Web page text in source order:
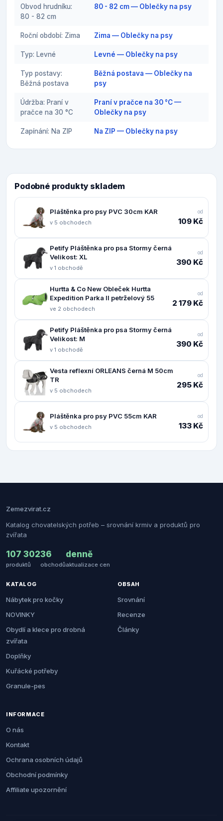
Obvod hrudníku:
80 - 82 cm
80 - 82 cm — Oblečky na psy
Roční období: Zima Zima — Oblečky na psy
Typ: Levné Levné — Oblečky na psy
Typ postavy:
Běžná postava
Běžná postava — Oblečky na
psy
Údržba: Praní v
pračce na 30 °C
Praní v pračce na 30 °C —
Oblečky na psy
Zapínání: Na ZIP Na ZIP — Oblečky na psy
Podobné produkty skladem
Pláštěnka pro psy PVC 30cm KAR
v 5 obchodech
od
109 Kč
Petify Pláštěnka pro psa Stormy černá
Velikost: XL
v 1 obchodě
od
390 Kč
Hurtta & Co New Obleček Hurtta
Expedition Parka II petrželový 55
ve 2 obchodech
od
2 179 Kč
Petify Pláštěnka pro psa Stormy černá
Velikost: M
v 1 obchodě
od
390 Kč
Vesta reflexní ORLEANS černá M 50cm
TR
v 5 obchodech
od
295 Kč
Pláštěnka pro psy PVC 55cm KAR
v 5 obchodech
od
133 Kč
Zemezvirat.cz
Katalog chovatelských potřeb – srovnání krmiv a produktů pro
zvířata
107 302
produktů
36
obchodů
denně
aktualizace cen
KATALOG
Nábytek pro kočky
NOVINKY
Obydlí a klece pro drobná
zvířata
Doplňky
Kuřácké potřeby
Granule-pes
OBSAH
Srovnání
Recenze
Články
INFORMACE
O nás
Kontakt
Ochrana osobních údajů
Obchodní podmínky
Affiliate upozornění